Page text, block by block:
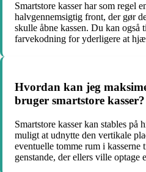
Smartstore kasser har som regel
halvgennemsigtig front, der gør
skulle åbne kassen. Du kan også
farvekodning for yderligere at
Hvordan kan jeg
bruger smartstore kasser?
Smartstore kasser kan stables på
muligt at udnytte den vertikale
eventuelle tomme rum i kasserne
genstande, der ellers ville optage